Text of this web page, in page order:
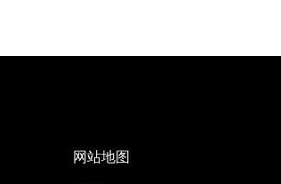
网站地图